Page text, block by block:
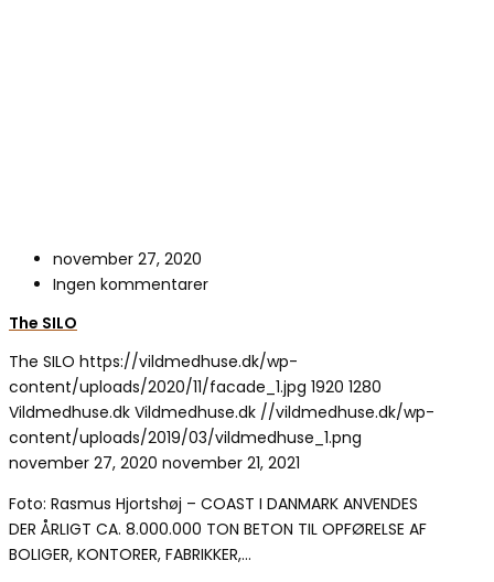
november 27, 2020
Ingen kommentarer
The SILO
The SILO https://vildmedhuse.dk/wp-
content/uploads/2020/11/facade_1.jpg 1920 1280
Vildmedhuse.dk Vildmedhuse.dk //vildmedhuse.dk/wp-
content/uploads/2019/03/vildmedhuse_1.png
november 27, 2020 november 21, 2021
Foto: Rasmus Hjortshøj – COAST I DANMARK ANVENDES
DER ÅRLIGT CA. 8.000.000 TON BETON TIL OPFØRELSE AF
BOLIGER, KONTORER, FABRIKKER,…